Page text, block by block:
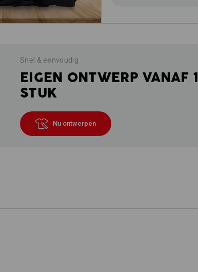
Snel & eenvoudig
EIGEN ONTWERP VANAF 1
STUK
Nu ontwerpen